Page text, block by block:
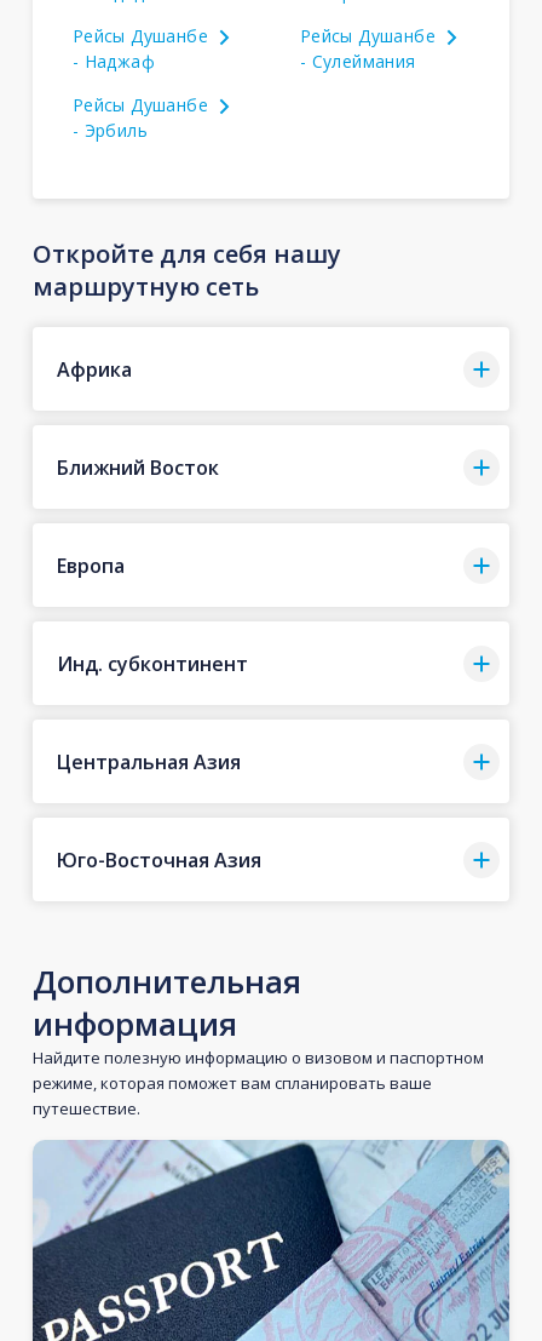
Рейсы Душанбе
- Наджаф
Рейсы Душанбе
- Сулеймания
Рейсы Душанбе
- Эрбиль
Откройте для себя нашу
маршрутную сеть
Африка
Ближний Восток
Европа
Инд. субконтинент
Центральная Азия
Юго-Восточная Азия
Дополнительная
информация
Найдите полезную информацию о визовом и паспортном
режиме, которая поможет вам спланировать ваше
путешествие.